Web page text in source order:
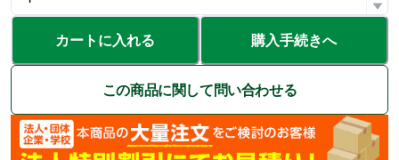
カートに入れる 購入手続きへ
この商品に関して問い合わせる